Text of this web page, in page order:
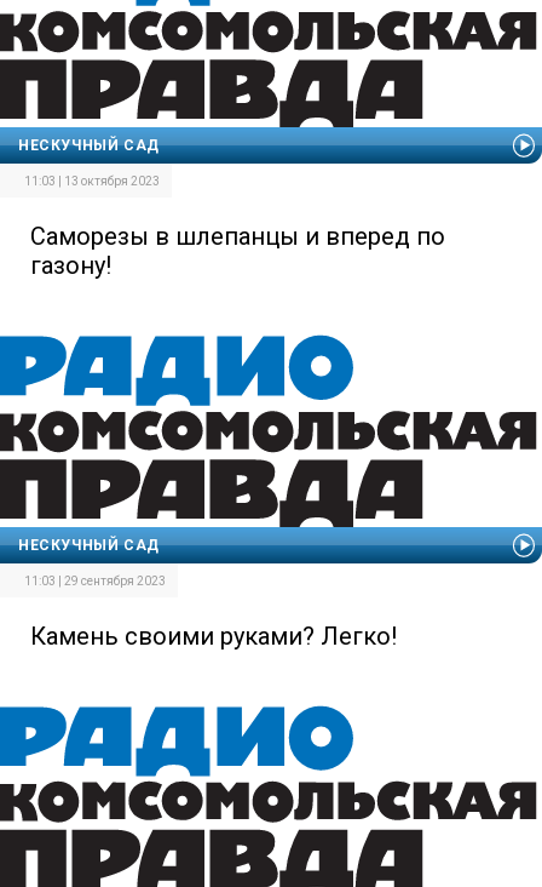
НЕСКУЧНЫЙ САД
11:03 | 13 октября 2023
Саморезы в шлепанцы и вперед по
газону!
НЕСКУЧНЫЙ САД
11:03 | 29 сентября 2023
Камень своими руками? Легко!